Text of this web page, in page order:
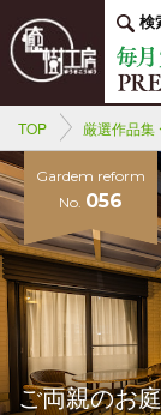
検
TOP 厳選作品集
Gardem reform
No. 056
ご両親のお